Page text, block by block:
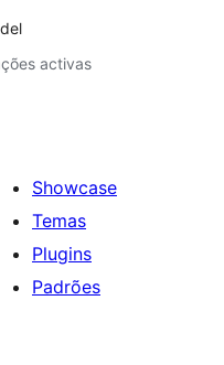
activas
Showcase
Temas
Plugins
Padrões